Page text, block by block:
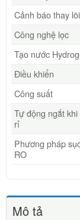
Mô tả
Cảnh báo thay lõi
Công nghệ lọc
Tạo nước
Điều khiển
Công suất
Tự động ngắt
rỉ
Phương pháp
RO